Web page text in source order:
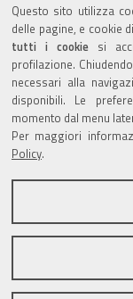
Questo sito utilizza
delle pagine, e cookie
tutti i cookiesi
profilazione.
necessari alla
disponibili. Le
momento dal menu
Per maggiori
Policy.
PSC e RUE
Sito